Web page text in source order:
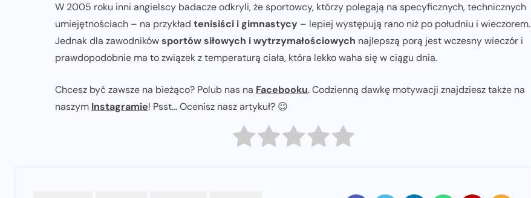
W 2005 roku inni angielscy badacze odkryli, że sportowcy, którzy polegają na specyficznych, technicznych
umiejętnościach – na przykład tenisiści i gimnastycy – lepiej występują rano niż po południu i wieczorem.
Jednak dla zawodnikówsportów siłowych i wytrzymałościowych najlepszą porą jest wczesny wieczór i
prawdopodobnie ma to związek z temperaturą ciała, która lekko waha się w ciągu dnia.
Chcesz być zawsze na bieżąco? Polub nas na Facebooku. Codzienną dawkę motywacji znajdziesz także na
naszym Instagramie! Psst... Ocenisz nasz artykuł? 😉
TRI: TRENING
Sposoby na regenerację i
zachowanie zdrowia zimą
23-01-2024